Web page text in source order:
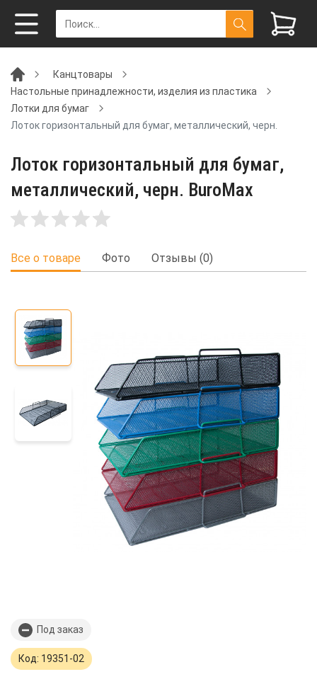
Канцтовары
Настольные принадлежности, изделия из пластика
Лотки для бумаг
Лоток горизонтальный для бумаг, металлический, черн.
Лоток горизонтальный для бумаг,
металлический, черн. BuroMax
Все о товаре Фото Отзывы (0)
Под заказ
Код: 19351-02